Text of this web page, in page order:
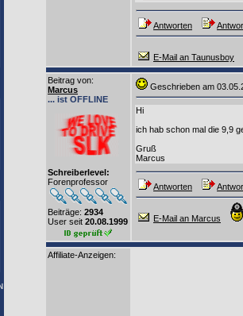
Antworten
E-Mail an Taunusboy
Beitrag von:
Marcus
... ist OFFLINE
Schreiberlevel:
Forenprofessor
Beiträge: 2934
User seit 20.08.1999
Geschrieben am
Hi
ich hab schon mal die 9,9
Gruß
Marcus
Antworten
E-Mail an Marcus
Affiliate-Anzeigen: